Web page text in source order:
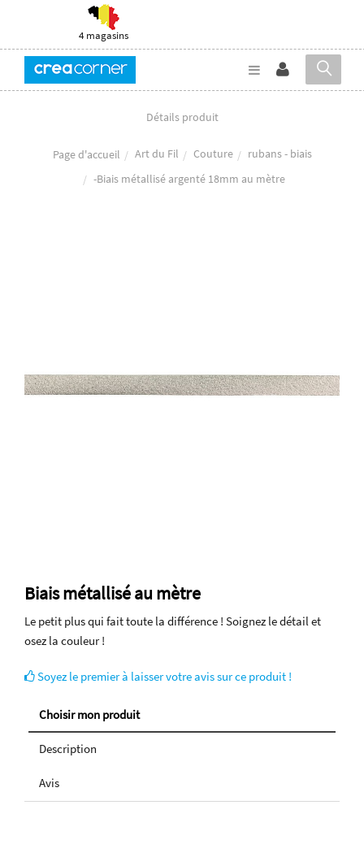
4 magasins
Détails produit
Page d'accueil Art du Fil Couture
rubans - biais
-Biais métallisé argenté 18mm au mètre
Biais métallisé au mètre
Le petit plus qui fait toute la différence ! Soignez le détail et
osez la couleur !
Soyez le premier à laisser votre avis sur ce produit !
Choisir mon produit
Description
Avis